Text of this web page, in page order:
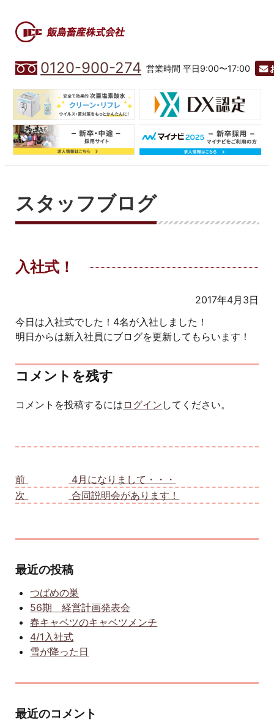
0120-900-274 営業時間 平日9:00〜17:00
スタッフブログ
入社式！
2017年4月3日
今日は入社式でした！4名が入社しました！
明日からは新入社員にブログを更新してもらいます！
コメントを残す
コメントを投稿するには ログイン してください。
前
4月になりまして・・・
次
合同説明会があります！
最近の投稿
つばめの巣
56期 経営計画発表会
春キャベツのキャベツメンチ
4/1入社式
雪が降った日
最近のコメント